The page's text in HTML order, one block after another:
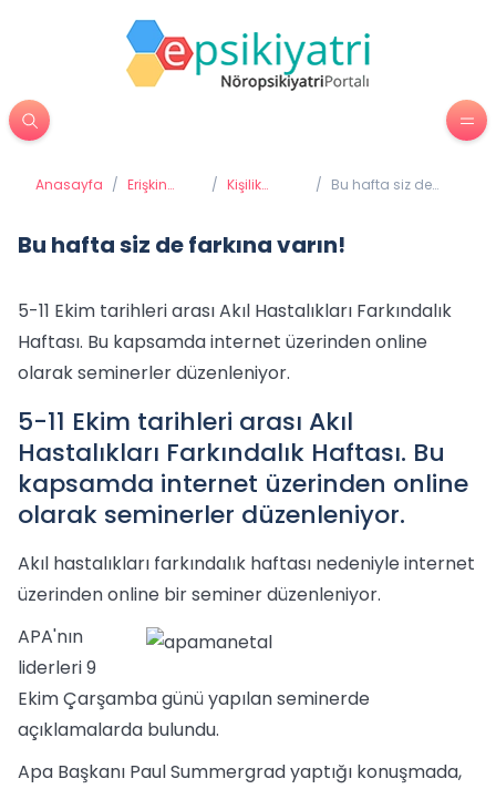
Anasayfa / Erişkin
/ Kişilik
/ Bu hafta siz de
Bu hafta siz de farkına varın!
5-11 Ekim tarihleri arası Akıl Hastalıkları Farkındalık
Haftası. Bu kapsamda internet üzerinden online
olarak seminerler düzenleniyor.
5-11 Ekim tarihleri arası Akıl
Hastalıkları Farkındalık Haftası. Bu
kapsamda internet üzerinden online
olarak seminerler düzenleniyor.
Akıl hastalıkları farkındalık haftası nedeniyle internet
üzerinden online bir seminer düzenleniyor.
APA'nın
liderleri 9
Ekim Çarşamba günü yapılan seminerde
açıklamalarda bulundu.
Apa Başkanı Paul Summergrad yaptığı konuşmada,